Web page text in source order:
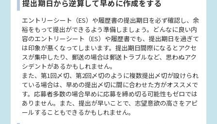
提出期日から逆算して早めに作成をする
エントリーシート（ES）や履歴書の提出期日を必ず確認し、余
裕をもって提出ができるよう準備しましょう。どんなに良い内
容のエントリーシート（ES）や履歴書でも、提出期日を過ぎて
は印象が悪くなってしまいます。提出期日間際になるとアクセ
スが集中したり、郵送の場合は郵送トラブルなど、思わぬアク
シデントがあるかもしれません。
また、第1回〆切、第2回〆切のように複数提出〆切が設けられ
ている場合は、早めの提出〆切に間に合わせた方がオススメで
す。応募者多数の場合早めに応募を締め切る可能性もゼロでは
ありません。また、提出が早いことで、志望意欲の高さをアピ
ールすることもできるかもしれません。